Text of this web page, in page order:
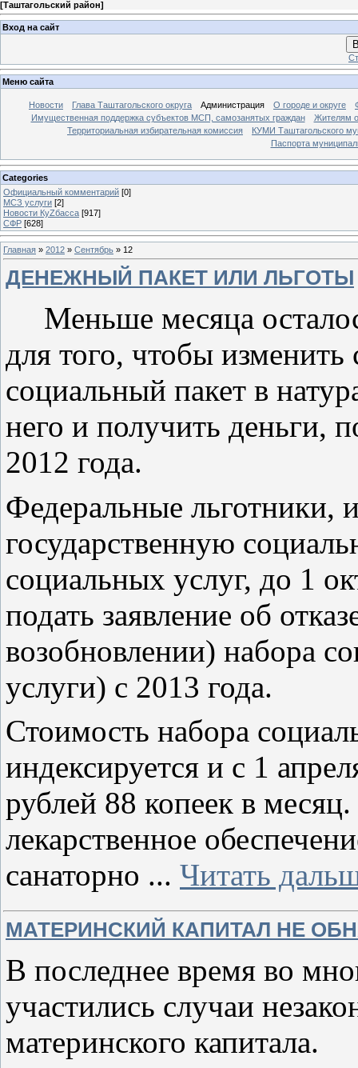
[Таштагольский район]
Вход на сайт
Меню сайта
Новости Глава Таштагольского округа Администрация О городе и округе
Имущественная поддержка субъектов МСП, самозанятых граждан
Жителям
Территориальная избирательная комиссия
КУМИ Таштагольского
Паспорта
Categories
Официальный комментарий [0]
МСЗ услуги [2]
Новости КуZбасса [917]
СФР [628]
Главная » 2012 » Сентябрь » 12
ДЕНЕЖНЫЙ ПАКЕТ ИЛИ ЛЬГОТЫ
Меньше месяца
для того, чтобы
социальный пакет в
него и получить деньги,
2012 года.
Федеральные льготники,
государственную
социальных услуг, до 1
подать заявление об
возобновлении) набора
услуги) с 2013 года.
Стоимость набора
индексируется и с 1
рублей 88 копеек в
лекарственное
санаторно ... Читать
МАТЕРИНСКИЙ КАПИТАЛ НЕ
В последнее время во
участились случаи
материнского капитала.